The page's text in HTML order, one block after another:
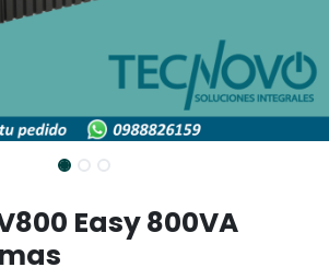
Easy 800VA